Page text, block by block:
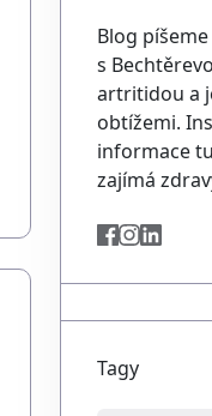
Blog
s
artritidou a
obtížemi.
informace
zajímá
Tagy